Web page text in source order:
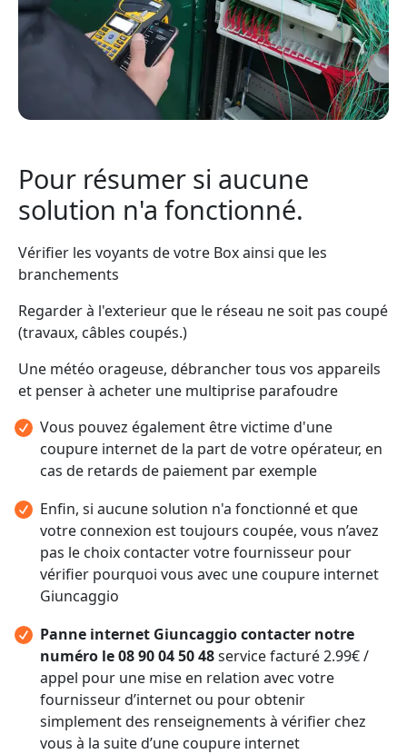
Pour résumer si aucune
solution n'a fonctionné.
Vérifier les voyants de votre Box ainsi que les
branchements
Regarder à l'exterieur que le réseau ne soit pas coupé
(travaux, câbles coupés.)
Une météo orageuse, débrancher tous vos appareils
et penser à acheter une multiprise parafoudre
Vous pouvez également être victime d'une
coupure internet de la part de votre opérateur, en
cas de retards de paiement par exemple
Enfin, si aucune solution n'a fonctionné et que
votre connexion est toujours coupée, vous n’avez
pas le choix contacter votre fournisseur pour
vérifier pourquoi vous avec une coupure internet
Giuncaggio
Panne internet Giuncaggio contacter notre
numéro le 08 90 04 50 48service facturé 2.99€ /
appel pour une mise en relation avec votre
fournisseur d’internet ou pour obtenir
simplement des renseignements à vérifier chez
vous à la suite d’une coupure internet